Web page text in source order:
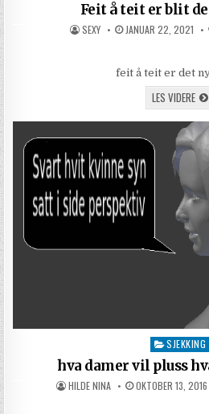
Feit å teit er blit
AUTHOR:
SEXY PUBLISHED DATE:
JANUAR 22, 2021
feit å teit er det
LES VIDERE
Posted in
SJEKKING
hva damer vil pluss
AUTHOR:
HILDE NINA PUBLISHED DATE:
OKTOBER 13, 2016